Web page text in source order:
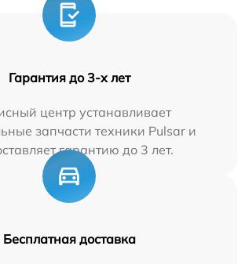
Гарантия до 3-х лет
центр устанавливает
запчасти техники Pulsar и
гарантию до 3 лет.
Бесплатная доставка